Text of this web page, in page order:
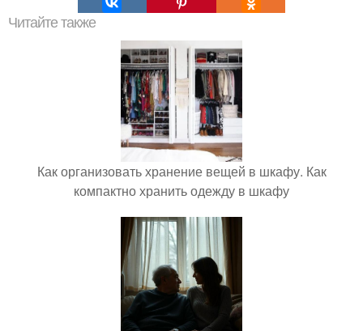
Читайте также
Как организовать хранение вещей в шкафу. Как
компактно хранить одежду в шкафу